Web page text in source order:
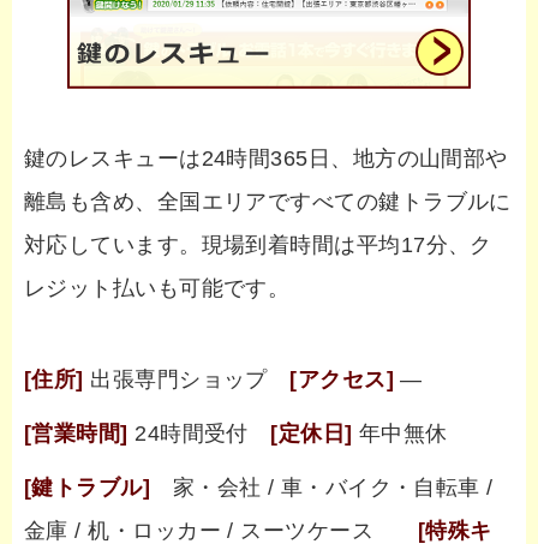
鍵のレスキューは24時間365日、地方の山間部や
離島も含め、全国エリアですべての鍵トラブルに
対応しています。現場到着時間は平均17分、ク
レジット払いも可能です。
[住所] 出張専門ショップ [アクセス] ―
[営業時間] 24時間受付 [定休日] 年中無休
[鍵トラブル]
家・会社 / 車・バイク・自転車 /
金庫 / 机・ロッカー / スーツケース
[特殊キ